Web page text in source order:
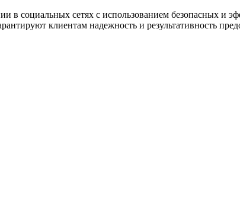
в социальных сетях с использованием безопасных
клиентам надежность и результативность